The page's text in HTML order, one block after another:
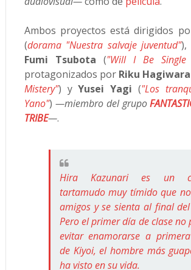
Ambos proyectos está dirigidos
(dorama "Nuestra salvaje juventud"),
Fumi Tsubota ("Will I Be Single
protagonizados por Riku Hagiwara
Mistery") yYusei Yagi ("Los
Yano") —miembro del grupo
TRIBE—.
Hira Kazunari es un
tartamudo muy tímido que
amigos y se sienta al final
Pero el primer día de clase no
evitar enamorarse a
de Kiyoi, el hombre más
ha visto en su vida.